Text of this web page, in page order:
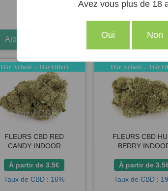
Ajouter au panier Ajouter au
1Gr Acheté = 1Gr Offert
FLEURS CBD RED
CANDY INDOOR
À partir de3.5€
Taux de CBD : 16%
1Gr Acheté = 1Gr
FLEURS CBD
BERRY
À partir de 3.5
Taux de CBD :
Avez vous plus de 18
Oui Non